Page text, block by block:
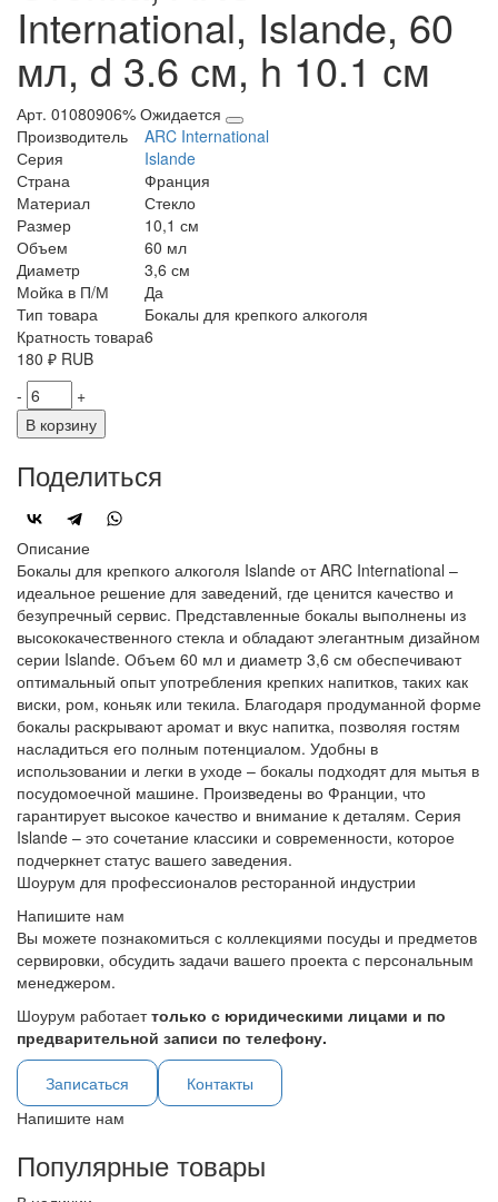
International, Islande, 60
мл, d 3.6 см, h 10.1 см
Арт. 01080906% Ожидается
Производитель
ARC International
Серия
Islande
Страна
Франция
Материал
Стекло
Размер
10,1 см
Объем
60 мл
Диаметр
3,6 см
Мойка в П/М
Да
Тип товара
Бокалы для крепкого алкоголя
Кратность товара6
180 ₽ RUB
-
+
В корзину
Поделиться
Описание
Бокалы для крепкого алкоголя Islande от ARC International –
идеальное решение для заведений, где ценится качество и
безупречный сервис. Представленные бокалы выполнены из
высококачественного стекла и обладают элегантным дизайном
серии Islande. Объем 60 мл и диаметр 3,6 см обеспечивают
оптимальный опыт употребления крепких напитков, таких как
виски, ром, коньяк или текила. Благодаря продуманной форме
бокалы раскрывают аромат и вкус напитка, позволяя гостям
насладиться его полным потенциалом. Удобны в
использовании и легки в уходе – бокалы подходят для мытья в
посудомоечной машине. Произведены во Франции, что
гарантирует высокое качество и внимание к деталям. Серия
Islande – это сочетание классики и современности, которое
подчеркнет статус вашего заведения.
Шоурум для профессионалов ресторанной индустрии
Напишите нам
Вы можете познакомиться с коллекциями посуды и предметов
сервировки, обсудить задачи вашего проекта с персональным
менеджером.
Шоурум работаеттолько с юридическими лицами и по
предварительной записи по телефону.
Записаться
Контакты
Напишите нам
Популярные товары